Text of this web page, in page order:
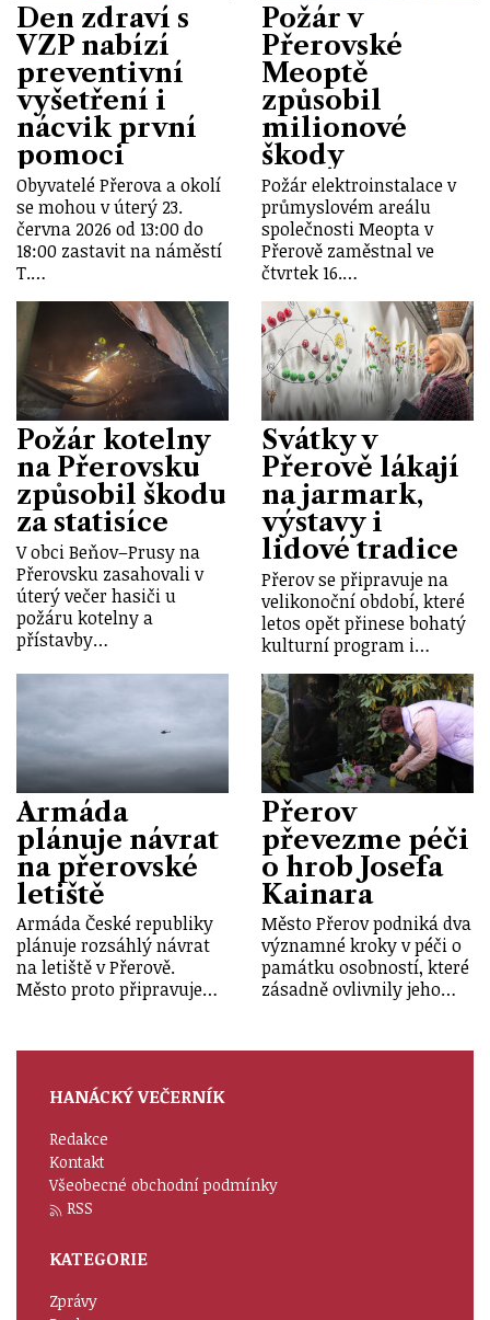
Den zdraví s
VZP nabízí
preventivní
vyšetření i
nácvik první
pomoci
Obyvatelé Přerova a okolí
se mohou v úterý 23.
června 2026 od 13:00 do
18:00 zastavit na náměstí
T.…
Požár v
Přerovské
Meoptě
způsobil
milionové
škody
Požár elektroinstalace v
průmyslovém areálu
společnosti Meopta v
Přerově zaměstnal ve
čtvrtek 16.…
Požár kotelny
na Přerovsku
způsobil škodu
za statisíce
V obci Beňov–Prusy na
Přerovsku zasahovali v
úterý večer hasiči u
požáru kotelny a
přístavby…
Svátky v
Přerově lákají
na jarmark,
výstavy i
lidové tradice
Přerov se připravuje na
velikonoční období, které
letos opět přinese bohatý
kulturní program i…
Armáda
plánuje návrat
na přerovské
letiště
Armáda České republiky
plánuje rozsáhlý návrat
na letiště v Přerově.
Město proto připravuje…
Přerov
převezme péči
o hrob Josefa
Kainara
Město Přerov podniká dva
významné kroky v péči o
památku osobností, které
zásadně ovlivnily jeho…
HANÁCKÝ VEČERNÍK
Redakce
Kontakt
Všeobecné obchodní podmínky
RSS
KATEGORIE
Zprávy